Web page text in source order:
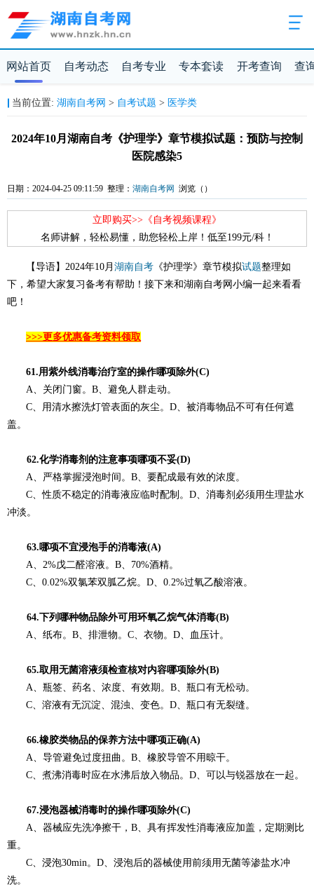
网站首页 自考动态 自考专业 专本套读 开考查询 查
当前位置: 湖南自考网 > 自考试题 > 医学类
2024年10月湖南自考《护理学》章节模拟试题：预防与控制
医院感染5
日期：2024-04-25 09:11:59 整理： 湖南自考网 浏览（ ）
立即购买>>《自考视频课程》
名师讲解，轻松易懂，助您轻松上岸！低至199元/科！
【导语】2024年10月湖南自考 《护理学》章节模拟试题整理如
下，希望大家复习备考有帮助！接下来和湖南自考网小编一起来看看
吧！
>>>更多优惠备考资料领取
61.用紫外线消毒治疗室的操作哪项除外(C)
A、关闭门窗。B、避免人群走动。
C、用清水擦洗灯管表面的灰尘。D、被消毒物品不可有任何遮
盖。
62.化学消毒剂的注意事项哪项不妥(D)
A、严格掌握浸泡时间。B、要配成最有效的浓度。
C、性质不稳定的消毒液应临时配制。D、消毒剂必须用生理盐水
冲淡。
63.哪项不宜浸泡手的消毒液(A)
A、2%戊二醛溶液。B、70%酒精。
C、0.02%双氯苯双胍乙烷。D、0.2%过氧乙酸溶液。
64.下列哪种物品除外可用环氧乙烷气体消毒(B)
A、纸布。B、排泄物。C、衣物。D、血压计。
65.取用无菌溶液须检查核对内容哪项除外(B)
A、瓶签、药名、浓度、有效期。B、瓶口有无松动。
C、溶液有无沉淀、混浊、变色。D、瓶口有无裂缝。
66.橡胶类物品的保养方法中哪项正确(A)
A、导管避免过度扭曲。B、橡胶导管不用晾干。
C、煮沸消毒时应在水沸后放入物品。D、可以与锐器放在一起。
67.浸泡器械消毒时的操作哪项除外(C)
A、器械应先洗净擦干，B、具有挥发性消毒液应加盖，定期测比
重。
C、浸泡30min。D、浸泡后的器械使用前须用无菌等渗盐水冲
洗。